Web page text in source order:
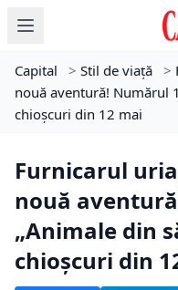
Capital > Stil de viață >
nouă aventură! Numărul
chioșcuri din 12 mai
Furnicarul
nouă
„Animale din
chioșcuri din